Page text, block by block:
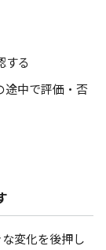
する
途中で評価・否
変化を後押し